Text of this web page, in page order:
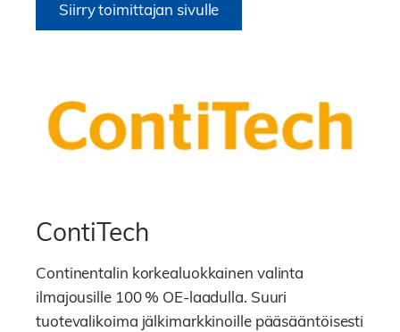
Siirry toimittajan sivulle
ContiTech
Continentalin korkealuokkainen valinta
ilmajousille 100 % OE-laadulla. Suuri
tuotevalikoima jälkimarkkinoille pääsääntöisesti